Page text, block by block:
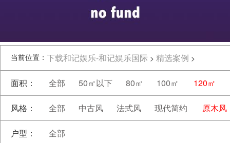
当前位置： 下载和记娱乐-和记娱乐国际 > 精选案例 >
面积： 全部 50㎡以下 80㎡ 100㎡ 120㎡
风格： 全部 中古风 法式风 现代简约 原木风
户型： 全部